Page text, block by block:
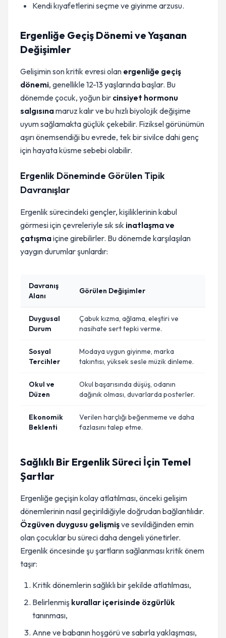
Kendi kıyafetlerini seçme ve giyinme arzusu.
Ergenliğe Geçiş Dönemi ve Yaşanan
Değişimler
Gelişimin son kritik evresi olan ergenliğe geçiş
dönemi, genellikle 12-13 yaşlarında başlar. Bu
dönemde çocuk, yoğun bir cinsiyet hormonu
salgısınamaruz kalır ve bu hızlı biyolojik değişime
uyum sağlamakta güçlük çekebilir. Fiziksel görünümün
aşırı önemsendiği bu evrede, tek bir sivilce dahi genç
için hayata küsme sebebi olabilir.
Ergenlik Döneminde Görülen Tipik
Davranışlar
Ergenlik sürecindeki gençler, kişiliklerinin kabul
görmesi için çevreleriyle sık sık inatlaşma ve
çatışmaiçine girebilirler. Bu dönemde karşılaşılan
yaygın durumlar şunlardır:
Davranış
Alanı
Görülen Değişimler
Duygusal
Durum
Çabuk kızma, ağlama, eleştiri ve
nasihate sert tepki verme.
Sosyal
Tercihler
Modaya uygun giyinme, marka
takıntısı, yüksek sesle müzik dinleme.
Okul ve
Düzen
Okul başarısında düşüş, odanın
dağınık olması, duvarlarda posterler.
Ekonomik
Beklenti
Verilen harçlığı beğenmeme ve daha
fazlasını talep etme.
Sağlıklı Bir Ergenlik Süreci İçin Temel
Şartlar
Ergenliğe geçişin kolay atlatılması, önceki gelişim
dönemlerinin nasıl geçirildiğiyle doğrudan bağlantılıdır.
Özgüven duygusu gelişmişve sevildiğinden emin
olan çocuklar bu süreci daha dengeli yönetirler.
Ergenlik öncesinde şu şartların sağlanması kritik önem
taşır:
Kritik dönemlerin sağlıklı bir şekilde atlatılması,
Belirlenmiş kurallar içerisinde özgürlük
tanınması,
Anne ve babanın hoşgörü ve sabırla yaklaşması,